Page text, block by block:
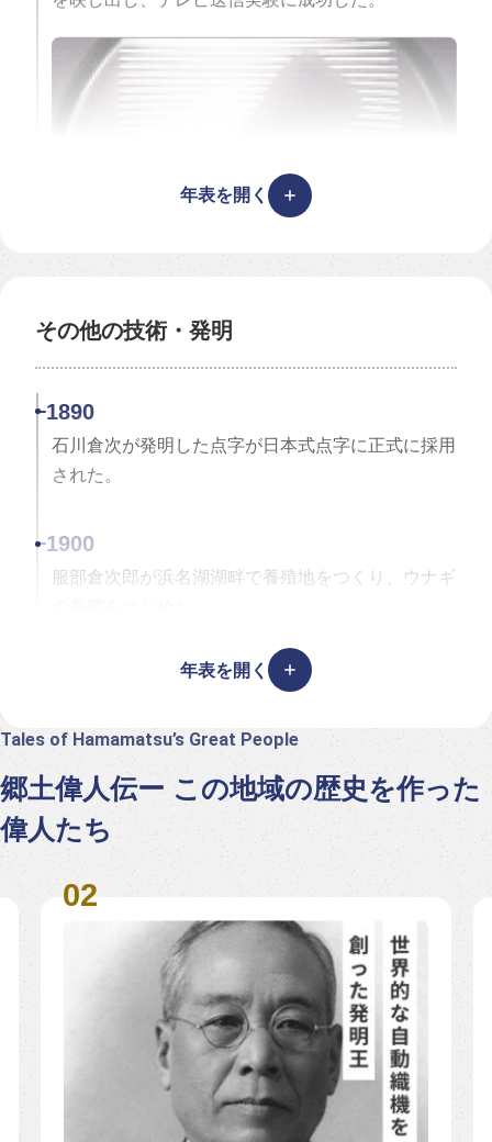
赤トンボと呼ばれたオートバイ「YA1」を開発。
鈴木自動車工場（株）（現スズキ）が軽四輪車「ス
ズライト」を発売。
1966
鈴木健治がつくった（株）遠州軽合金国産初のアル
ミホイールを開発した。
堀内勝次郎の研究により、旭写真工業（株）が国産
ロールフィルム第1号「菊フィルム」を発表した。
高柳健次郎が世界に先駆けて全電子方式テレビジョ
ンを完成させた。
堀内平八郎の研究により浜松テレビ（株）（現浜松
年表を開く
その他の技術・発明
1890
石川倉次が発明した点字が日本式点字に正式に採用
された。
1900
服部倉次郎が浜名湖湖畔で養殖地をつくり、ウナギ
1922
成させた。
年表を開く
Tales of Hamamatsu’s Great People
郷土偉人伝ー この地域の歴史を作った
偉人たち